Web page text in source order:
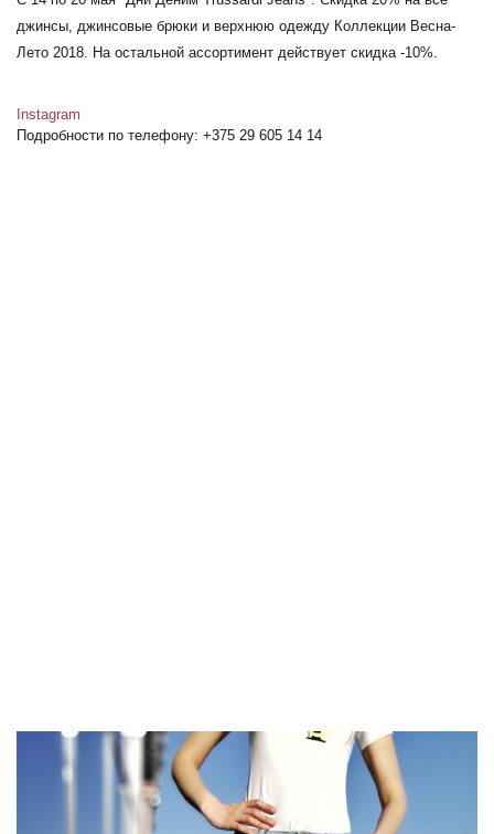
джинсы, джинсовые брюки и верхнюю одежду Коллекции Весна-
Лето 2018. На остальной ассортимент действует скидка -10%.
Instagram
Подробности по телефону: +375 29 605 14 14